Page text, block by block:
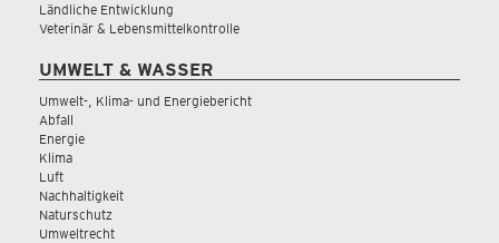
Ländliche Entwicklung
Veterinär & Lebensmittelkontrolle
UMWELT & WASSER
Umwelt-, Klima- und Energiebericht
Abfall
Energie
Klima
Luft
Nachhaltigkeit
Naturschutz
Umweltrecht